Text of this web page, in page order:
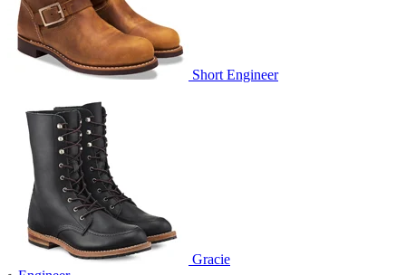
Short Engineer
Gracie